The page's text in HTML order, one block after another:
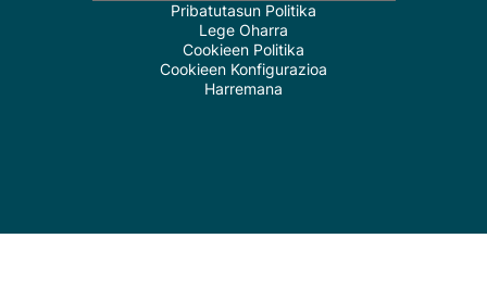
Pribatutasun Politika
Lege Oharra
Cookieen Politika
Cookieen Konfigurazioa
Harremana